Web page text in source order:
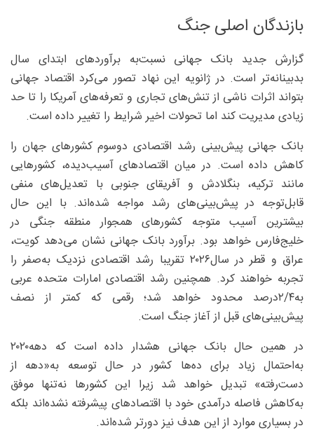
بازندگان اصلی جنگ
گزارش جدید بانک جهانی نسبت‌به ‌برآوردهای ابتدای سال
بدبینانه‌تر است. در ژانویه این نهاد تصور می‌کرد اقتصاد جهانی
بتواند اثرات ناشی از تنش‌های تجاری و تعرفه‌های آمریکا را تا حد
زیادی مدیریت کند اما تحولات اخیر شرایط را تغییر داده است.
بانک جهانی پیش‌بینی رشد اقتصادی دوسوم کشورهای جهان را
کاهش داده است. در میان اقتصادهای آسیب‌دیده، کشورهایی
مانند ترکیه، بنگلادش و آفریقای جنوبی با تعدیل‌های منفی
قابل‌توجه در پیش‌بینی‌های رشد مواجه شده‌اند. با این حال
بیشترین آسیب متوجه کشورهای همجوار منطقه جنگی در
خلیج‌فارس خواهد بود. برآورد بانک جهانی نشان می‌دهد کویت،
عراق و قطر در سال۲۰۲۶ تقریبا رشد اقتصادی نزدیک به‌صفر را
تجربه خواهند کرد. همچنین رشد اقتصادی امارات متحده عربی
به‌۴/‏۲‌درصد محدود خواهد شد؛ رقمی که کمتر از نصف
پیش‌بینی‌های قبل از آغاز جنگ است.
در همین حال بانک جهانی هشدار داده است که دهه۲۰۲۰
به‌احتمال زیاد برای ده‌ها کشور در حال توسعه به‌«دهه از
دست‌رفته» تبدیل خواهد شد زیرا این کشورها نه‌تنها موفق
به‌کاهش فاصله درآمدی خود با اقتصادهای پیشرفته نشده‌اند بلکه
در بسیاری موارد از این هدف نیز دورتر شده‌اند.